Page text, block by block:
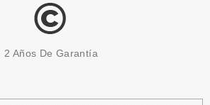
2 Años De Garantía